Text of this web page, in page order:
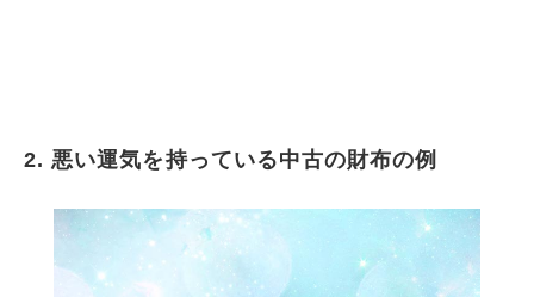
2. 悪い運気を持っている中古の財布の例